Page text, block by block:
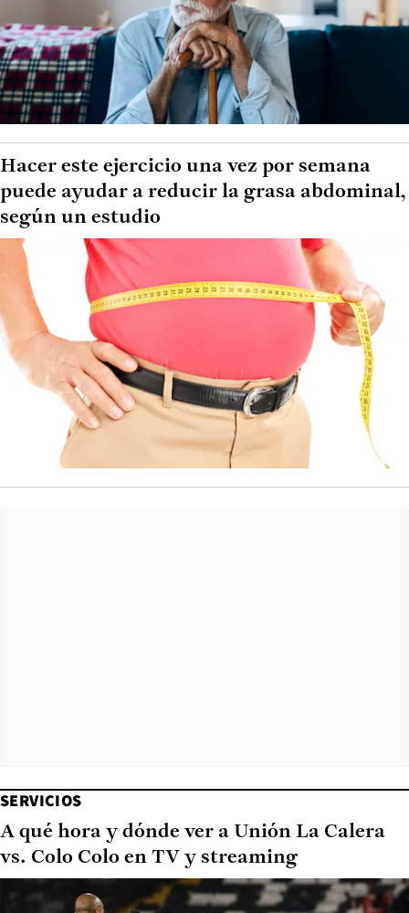
Hacer este ejercicio una vez por semana
puede ayudar a reducir la grasa abdominal,
según un estudio
SERVICIOS
A qué hora y dónde ver a Unión La Calera
vs. Colo Colo en TV y streaming